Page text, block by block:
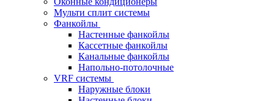
Мульти сплит системы
Фанкойлы
Настенные фанкойлы
Кассетные фанкойлы
Канальные фанкойлы
Напольно-потолочные
VRF системы
Наружные блоки